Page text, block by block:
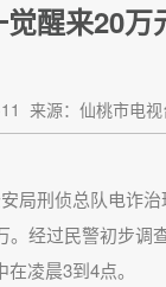
醒来20
来源：仙桃市电
局刑侦总队电诈
。经过民警初步
凌晨3到4点。